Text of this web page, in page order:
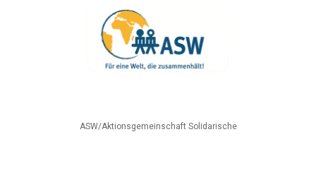
ASW/Aktionsgemeinschaft Solidarische